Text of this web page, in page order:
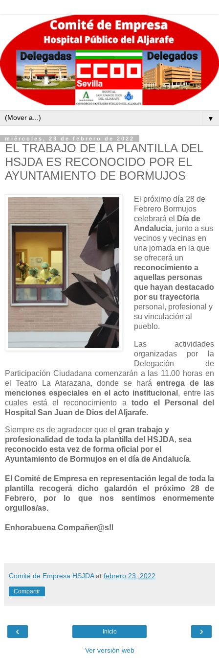
▼
miércoles, 23 de febrero de 2022
EL TRABAJO DE LA PLANTILLA DEL
HSJDA ES RECONOCIDO POR EL
AYUNTAMIENTO DE BORMUJOS
El próximo día 28 de
Febrero Bormujos
celebrará el
Día de
Andalucía, junto a sus
vecinos y vecinas en
una jornada en la que
se ofrecerá un
reconocimiento a
aquellas personas
que hayan destacado
por su trayectoria
personal, profesional y
su vinculación al
pueblo.
Las actividades
organizadas por la
Delegación de
Participación Ciudadana comenzarán a las 11.00 horas en
el Teatro La Atarazana, donde se haráentrega de las
menciones especiales en el acto institucional , entre las
cuales está el reconocimiento a todo el Personal del
Hospital San Juan de Dios del Aljarafe.
Siempre es de agradecer que el gran trabajo y
profesionalidad de toda la plantilla del HSJDA, sea
reconocido esta vez de forma oficial por el
Ayuntamiento de Bormujos en el día de Andalucía.
El Comité de Empresa en representación legal de toda la
plantilla recogerá dicho galardón el próximo 28 de
Febrero, por lo que nos sentimos enormemente
orgullos/as.
Enhorabuena Compañer@s‼️
Comité de Empresa HSJDA at febrero 23, 2022
Compartir
‹ ›
Inicio
Ver versión web